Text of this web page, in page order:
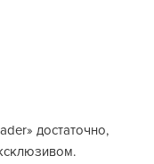
достаточно,